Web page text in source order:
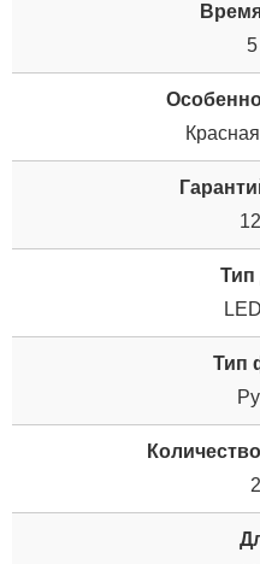
Тип
Тип